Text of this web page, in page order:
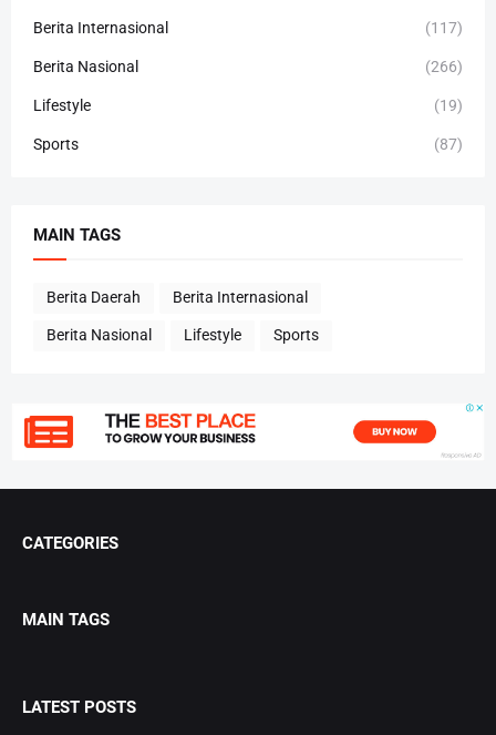
Berita Internasional (117)
Berita Nasional (266)
Lifestyle (19)
Sports (87)
MAIN TAGS
Berita Daerah Berita Internasional
Berita Nasional Lifestyle Sports
CATEGORIES
MAIN TAGS
LATEST POSTS